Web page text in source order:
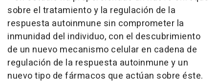
sobre el tratamiento y la regulación de la
respuesta autoinmune sin comprometer la
inmunidad del individuo, con el descubrimiento
de un nuevo mecanismo celular en cadena de
regulación de la respuesta autoinmune y un
nuevo tipo de fármacos que actúan sobre éste.